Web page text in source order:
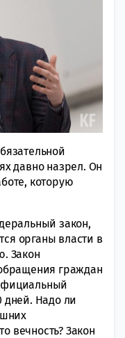
давно назрел. Он
которую
закон,
органы власти в
Закон
граждан
дней. Надо ли
вечность? Закон